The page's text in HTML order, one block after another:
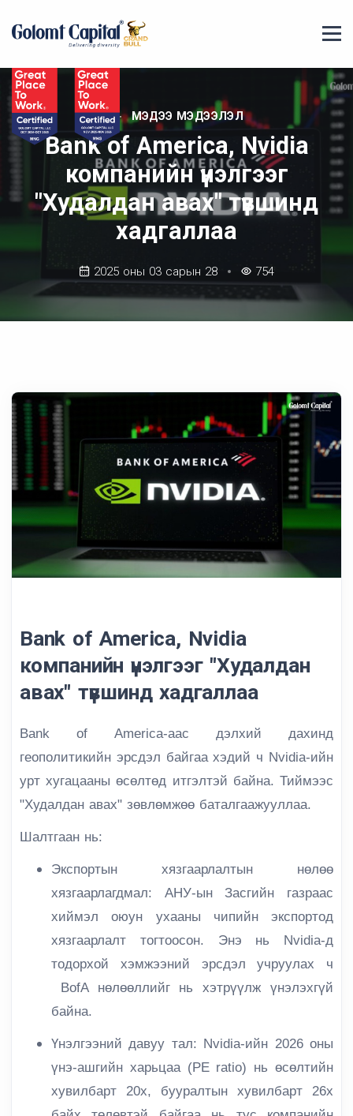
МЭДЭЭ МЭДЭЭЛЭЛ
Bank of America, Nvidia
компанийн үнэлгээг
"Худалдан авах" түвшинд
хадгаллаа
2025 оны 03 сарын 28 754
Bank of America, Nvidia
компанийн үнэлгээг "Худалдан
авах" түвшинд хадгаллаа
Bank of America-аас дэлхий дахинд
геополитикийн эрсдэл байгаа хэдий ч Nvidia-ийн
урт хугацааны өсөлтөд итгэлтэй байна. Тиймээс
"Худалдан авах" зөвлөмжөө баталгаажууллаа.
Шалтгаан нь:
Экспортын хязгаарлалтын нөлөө
хязгаарлагдмал: АНУ-ын Засгийн газраас
хиймэл оюун ухааны чипийн экспортод
хязгаарлалт тогтоосон. Энэ нь Nvidia-д
тодорхой хэмжээний эрсдэл учруулах ч
BofA нөлөөллийг нь хэтрүүлж үнэлэхгүй
байна.
Үнэлгээний давуу тал: Nvidia-ийн 2026 оны
үнэ-ашгийн харьцаа (PE ratio) нь өсөлтийн
хувилбарт 20x, бууралтын хувилбарт 26x